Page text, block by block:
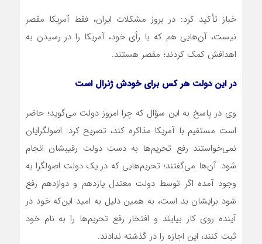
خباز تأکید کرد: در بروز مشکلات ایران، فقط آمریکا مقصر
نیست، آن‌هایی هم که با رأی خود، آمریکا را در رسیدن به
اهدافش کمک کردند؛ مقصر هستند.
در این دولت هر کس برای خودش ژنرال است
وی در پاسخ به این سؤال که چرا امروز دولت می‌گوید؛ حاضر
است مستقیم با آمریکا مذاکره کند، تصریح کرد: اصولگرایان
نمی‌خواستند رفع تحریم‌ها به دست دولت رقیب‏شان انجام
شود. آن‌ها می‌گفتند؛ تحریم‌هایی که در یک دولت اصولگرا به
وجود آمده اگر توسط دولت معتدل یازدهم و دوازدهم رفع
شود برایشان بد است، به همین دلیل به امید این‌که خود در
آینده روی کار بیایند و افتخار رفع تحریم‌ها را به نام خود
ثبت کنند، این اجازه را در گذشته ندادند.